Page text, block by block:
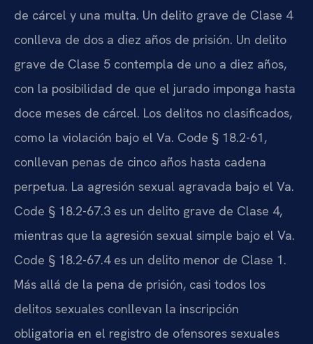
de cárcel y una multa. Un delito grave de Clase 4
conlleva de dos a diez años de prisión. Un delito
grave de Clase 5 contempla de uno a diez años,
con la posibilidad de que el jurado imponga hasta
doce meses de cárcel. Los delitos no clasificados,
como la violación bajo el Va. Code § 18.2-61,
conllevan penas de cinco años hasta cadena
perpetua. La agresión sexual agravada bajo el Va.
Code § 18.2-67.3 es un delito grave de Clase 4,
mientras que la agresión sexual simple bajo el Va.
Code § 18.2-67.4es un delito menor de Clase 1.
Más allá de la pena de prisión, casi todos los
delitos sexuales conllevan la inscripción
obligatoria en el registro de ofensores sexuales